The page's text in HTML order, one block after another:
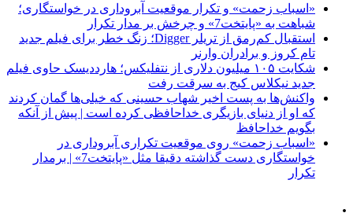
«اسباب زحمت» و تکرار موقعیت آبروداری در خواستگاری؛
شباهت به «پایتخت7» و چرخش بر مدار تکرار
استقبال کم‌رمق از تریلر Digger؛ زنگ خطر برای فیلم جدید
تام کروز و برادران وارنر
شکایت ۱۰۵ میلیون دلاری از نتفلیکس؛ هارددیسک حاوی فیلم
جدید نیکلاس کیج به سرقت رفت
واکنش‌ها به پست اخیر شهاب حسینی که خیلی‌ها گمان کردند
که او از دنیای بازیگری خداحافظی کرده است | پیش از آنکه
بگویم خداحافظ
«اسباب زحمت» روی موقعیت تکراری آبروداری در
خواستگاری دست گذاشته دقیقا مثل «پایتخت7» | برمدار
تکرار
.